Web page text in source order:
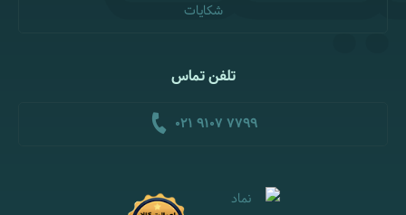
شکایات
تلفن تماس
021 9107 7799